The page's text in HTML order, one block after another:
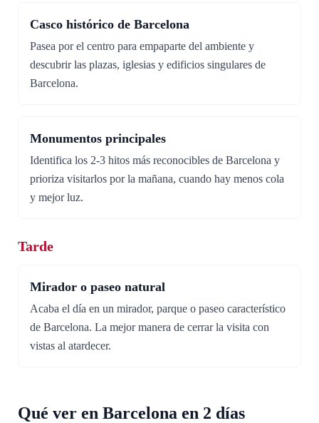
Casco histórico de Barcelona
Pasea por el centro para empaparte del ambiente y
descubrir las plazas, iglesias y edificios singulares de
Barcelona.
Monumentos principales
Identifica los 2-3 hitos más reconocibles de Barcelona y
prioriza visitarlos por la mañana, cuando hay menos cola
y mejor luz.
Tarde
Mirador o paseo natural
Acaba el día en un mirador, parque o paseo característico
de Barcelona. La mejor manera de cerrar la visita con
vistas al atardecer.
Qué ver en Barcelona en 2 días